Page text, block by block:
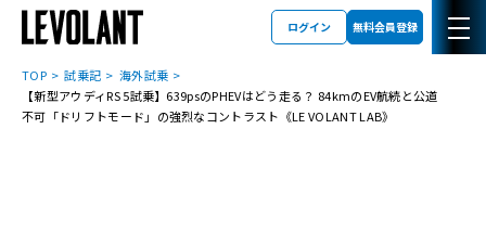
ログイン 無料会員登録
TOP 試乗記
海外試乗
【新型アウディRS 5試乗】639psのPHEVはどう走る？ 84kmのEV航続と公道
不可「ドリフトモード」の強烈なコントラスト《LE VOLANT LAB》